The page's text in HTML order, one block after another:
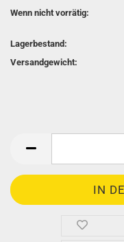
Wenn nicht vorrätig:
Lagerbestand:
Versandgewicht: